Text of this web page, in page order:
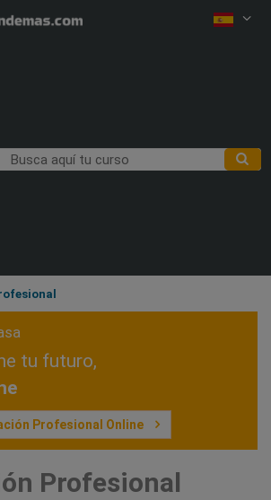
tu futuro,
Profesional Online
Profesional